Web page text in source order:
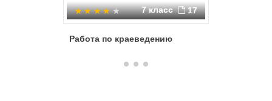
7 класс 17
Работа по краеведению